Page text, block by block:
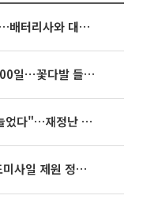
포스코퓨처엠, LFP 시장 뚫었다…배터리사와 대규모 장기 공급 합의
아옳이, 한의사 김형배와 벌써 200일⋯꽃다발 들고 "프러포즈 아냐"
추미애 "복지가 아니라 도민이 늘었다"…재정난 책임론 정면돌파
제원 정밀분석 중"